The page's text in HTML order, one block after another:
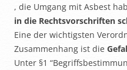
, die Umgang mit Asbest
in die Rechtsvorschriften
Eine der wichtigsten
Zusammenhang ist die
Unter §1